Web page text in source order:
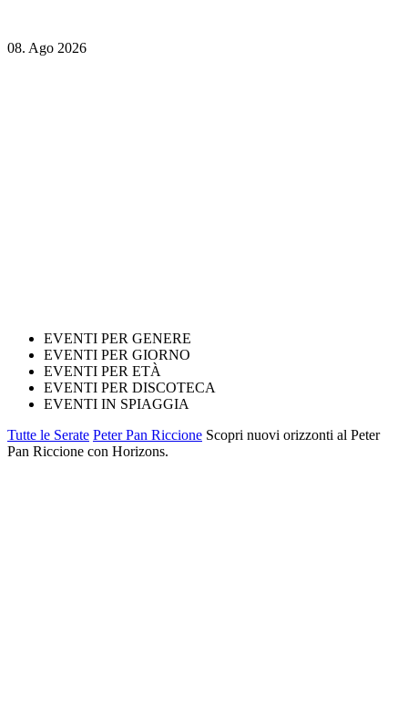
08. Ago 2026
EVENTI PER GENERE
EVENTI PER GIORNO
EVENTI PER ETÀ
EVENTI PER DISCOTECA
EVENTI IN SPIAGGIA
Tutte le Serate Peter Pan Riccione Scopri nuovi orizzonti al Peter
Pan Riccione con Horizons.